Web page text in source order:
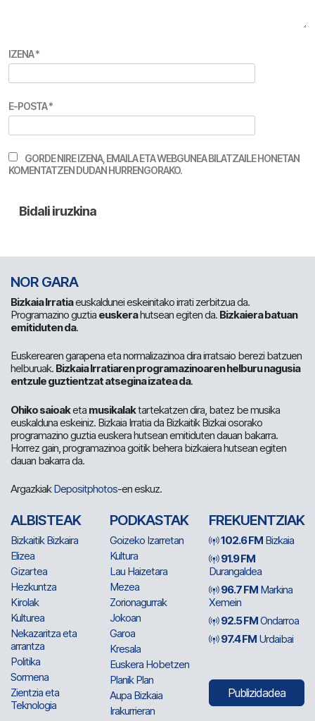
IZENA*
E-POSTA*
GORDE NIRE IZENA, EMAILA ETA WEBGUNEA BILATZAILE HONETAN
KOMENTATZEN DUDAN HURRENGORAKO.
NOR GARA
Bizkaia Irratiaeuskaldunei eskeinitako irrati zerbitzua da.
Programazino guztia euskerahutsean egiten da. Bizkaiera batuan
emitiduten da.
Euskerearen garapena eta normalizazinoa dira irratsaio berezi batzuen
helburuak. Bizkaia Irratiaren programazinoaren helburu nagusia
entzule guztientzat atsegina izatea da.
Ohiko saioaketa musikalaktartekatzen dira, batez be musika
euskalduna eskeiniz. Bizkaia Irratia da Bizkaitik Bizkai osorako
programazino guztia euskera hutsean emitiduten dauan bakarra.
Horrez gain, programazinoa goitik behera bizkaiera hutsean egiten
dauan bakarra da.
ArgazkiakDepositphotos-en eskuz.
ALBISTEAK
Bizkaitik Bizkaira
Elizea
Gizartea
Hezkuntza
Kirolak
Kulturea
Nekazaritza eta
arrantza
Politika
Sormena
Zientzia eta
Teknologia
PODKASTAK
Goizeko Izarretan
Kultura
Lau Haizetara
Mezea
Zorionagurrak
Jokoan
Garoa
Kresala
Euskera Hobetzen
Planik Plan
Aupa Bizkaia
Irakurrieran
FREKUENTZIAK
102.6 FM Bizkaia
91.9 FM
Durangaldea
96.7 FM Markina
Xemein
92.5 FMOndarroa
97.4 FM Urdaibai
Publizidadea